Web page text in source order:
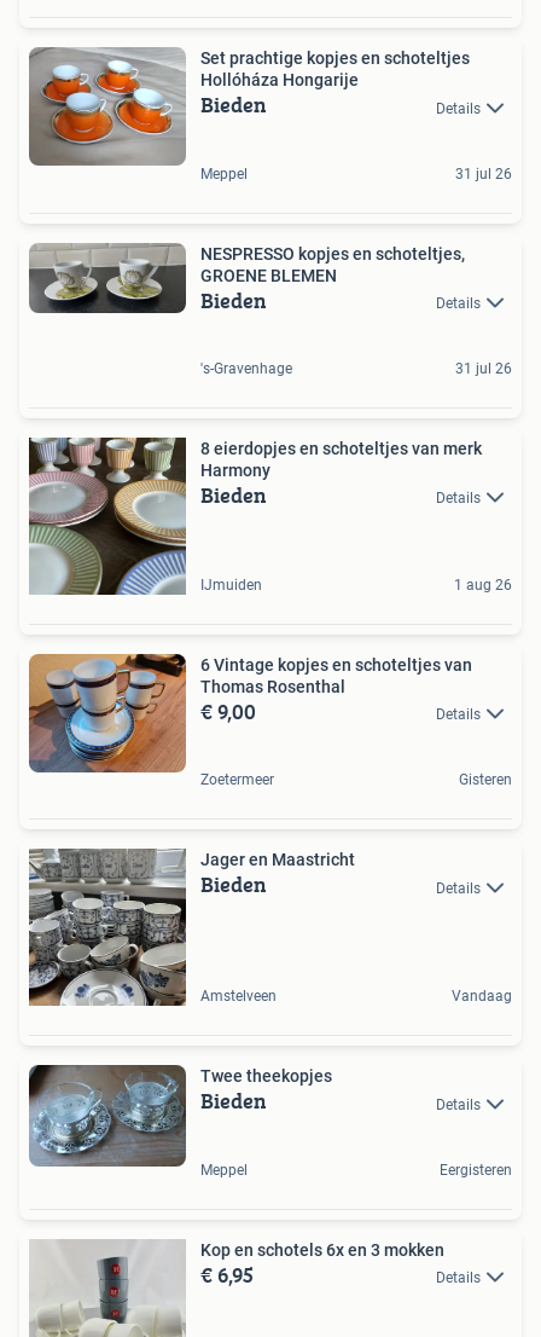
Set prachtige kopjes en schoteltjes
Hollóháza Hongarije
Bieden Details
Meppel 31 jul 26
NESPRESSO kopjes en schoteltjes,
GROENE BLEMEN
Bieden Details
's-Gravenhage 31 jul 26
8 eierdopjes en schoteltjes van merk
Harmony
Bieden Details
IJmuiden 1 aug 26
6 Vintage kopjes en schoteltjes van
Thomas Rosenthal
€ 9,00 Details
Zoetermeer Gisteren
Jager en Maastricht
Bieden Details
Amstelveen Vandaag
Twee theekopjes
Bieden Details
Meppel Eergisteren
Kop en schotels 6x en 3 mokken
€ 6,95 Details